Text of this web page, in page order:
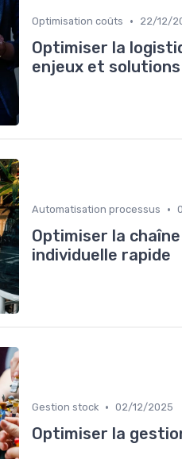
Optimisation coûts • 22/12/
Optimiser la
enjeux et
Automatisation processus •
Optimiser la
individuelle rapide
Gestion stock • 02/12/2025
Optimiser la